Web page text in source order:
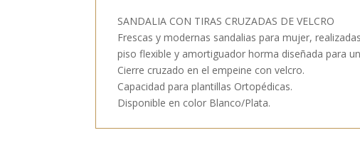
SANDALIA CON TIRAS CRUZADAS DE VELCRO
Frescas y modernas sandalias para mujer,
piso flexible y amortiguador horma diseñada para
Cierre cruzado en el empeine con velcro.
Capacidad para plantillas Ortopédicas.
Disponible en color Blanco/Plata.